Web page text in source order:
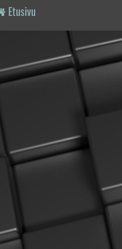
Etusivu